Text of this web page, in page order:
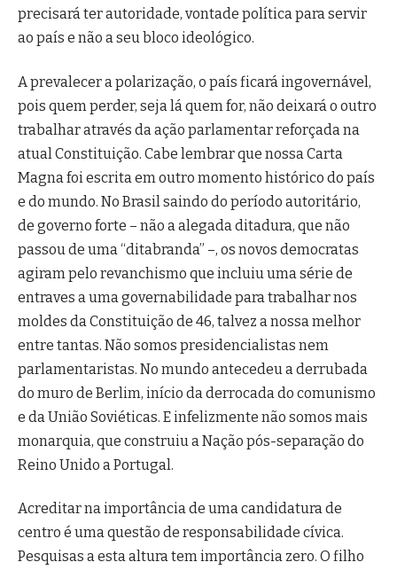
precisará ter autoridade, vontade política para servir
ao país e não a seu bloco ideológico.
A prevalecer a polarização, o país ficará ingovernável,
pois quem perder, seja lá quem for, não deixará o outro
trabalhar através da ação parlamentar reforçada na
atual Constituição. Cabe lembrar que nossa Carta
Magna foi escrita em outro momento histórico do país
e do mundo. No Brasil saindo do período autoritário,
de governo forte – não a alegada ditadura, que não
passou de uma “ditabranda” –, os novos democratas
agiram pelo revanchismo que incluiu uma série de
entraves a uma governabilidade para trabalhar nos
moldes da Constituição de 46, talvez a nossa melhor
entre tantas. Não somos presidencialistas nem
parlamentaristas. No mundo antecedeu a derrubada
do muro de Berlim, início da derrocada do comunismo
e da União Soviéticas. E infelizmente não somos mais
monarquia, que construiu a Nação pós-separação do
Reino Unido a Portugal.
Acreditar na importância de uma candidatura de
centro é uma questão de responsabilidade cívica.
Pesquisas a esta altura tem importância zero. O filho